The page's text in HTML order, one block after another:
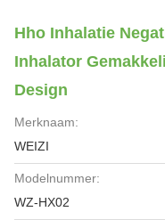
Hho Inhalatie
Inhalator
Design
Merknaam:
WEIZI
Modelnummer:
WZ-HX02